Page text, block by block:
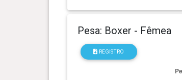
0 ano(s), 8 mês(es) e 27 dia(s)
0 ano(s), 8 mês(es) e 23 dia(s)
Pesa: Boxer - Fêmea
REGISTRO